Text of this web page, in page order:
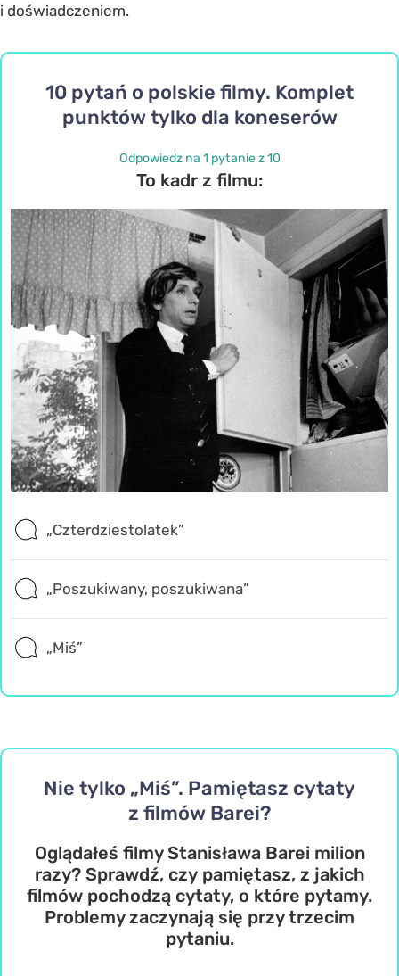
i doświadczeniem.
10 pytań o polskie filmy. Komplet
punktów tylko dla koneserów
Odpowiedz na 1 pytanie z 10
To kadr z filmu:
„Czterdziestolatek”
„Poszukiwany, poszukiwana”
„Miś”
Nie tylko „Miś”. Pamiętasz cytaty
z filmów Barei?
Oglądałeś filmy Stanisława Barei milion
razy? Sprawdź, czy pamiętasz, z jakich
filmów pochodzą cytaty, o które pytamy.
Problemy zaczynają się przy trzecim
pytaniu.